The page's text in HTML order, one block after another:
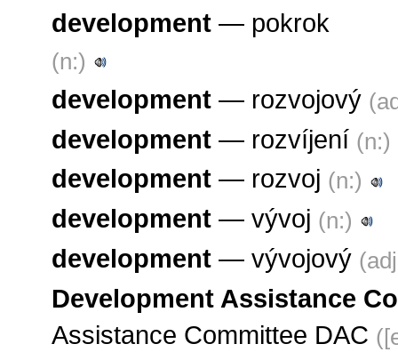
development — pokrok
(n:)
development — rozvojový
development — rozvíjení (n:)
development — rozvoj (n:)
development — vývoj (n:)
development — vývojový
Development Assistance Co
Assistance Committee DAC